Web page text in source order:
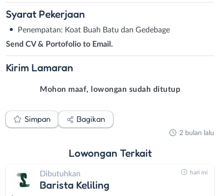
Syarat Pekerjaan
Penempatan: Koat Buah Batu dan Gedebage
Send CV & Portofolio to Email.
Kirim Lamaran
Mohon maaf, lowongan sudah ditutup
Simpan Bagikan
2 bulan lalu
Lowongan Terkait
Dibutuhkan
Barista Keliling
hari ini